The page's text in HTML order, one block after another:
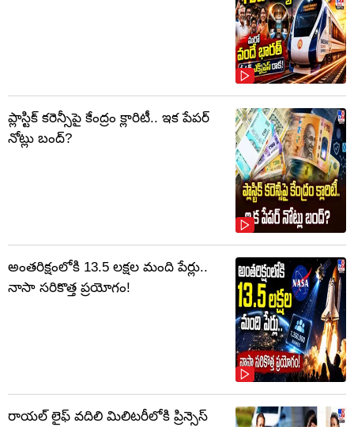
ప్లాస్టిక్‌ కరెన్సీపై కేంద్రం క్లారిటీ.. ఇక పేపర్‌
నోట్లు బంద్‌?
అంతరిక్షంలోకి 13.5 లక్షల మంది పేర్లు..
నాసా సరికొత్త ప్రయోగం!
రాయల్ లైఫ్ వదిలి మిలిటరీలోకి ప్రిన్సెస్